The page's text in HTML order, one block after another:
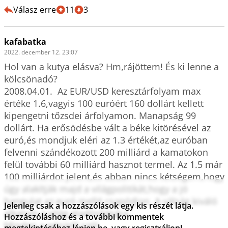
Válasz erre 11 3
kafabatka
2022. december 12. 23:07
Hol van a kutya elásva? Hm,rájöttem! És ki lenne a
kölcsönadó?
2008.04.01.  Az EUR/USD keresztárfolyam max
értéke 1.6,vagyis 100 euróért 160 dollárt kellett
kipengetni tőzsdei árfolyamon. Manapság 99
dollárt. Ha erősödésbe vált a béke kitörésével az
euró,és mondjuk eléri az 1.3 értékét,az euróban
felvenni szándékozott 200 milliárd a kamatokon
felül további 60 milliárd hasznot termel. Az 1.5 már
100 milliárdot jelent,és abban nincs kétségem,hogy
úgy alakítják majd a világpolitikát,hogy a jó
hangulat az euró mellé csapódjon. A válság kiváló
alkalom a világ eladósítására.
Minden a pénzről szól.
Jelenleg csak a hozzászólások egy kis részét látja.
Hozzászóláshoz és a további kommentek